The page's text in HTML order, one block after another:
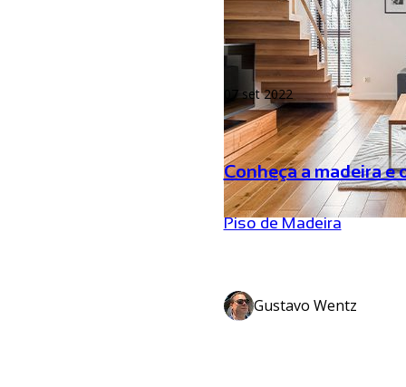
07 set 2022
Conheça a madeira e
Piso de Madeira
Gustavo Wentz